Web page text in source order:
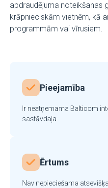
apdraudējuma noteikšanas
krāpnieciskām vietnēm, kā
programmām vai vīrusiem.
Pieejamība
Ir neatņemama Balticom
sastāvdaļa
Ērtums
Nav nepieciešama